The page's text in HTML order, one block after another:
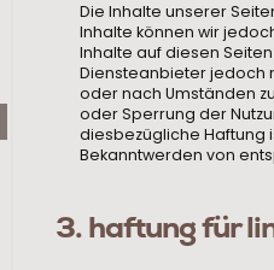
Die Inhalte unserer
Inhalte können wir
Inhalte auf diesen
Diensteanbieter jedoch
oder nach Umständen
oder Sperrung der
diesbezügliche Haftung
Bekanntwerden von
3. haftung für